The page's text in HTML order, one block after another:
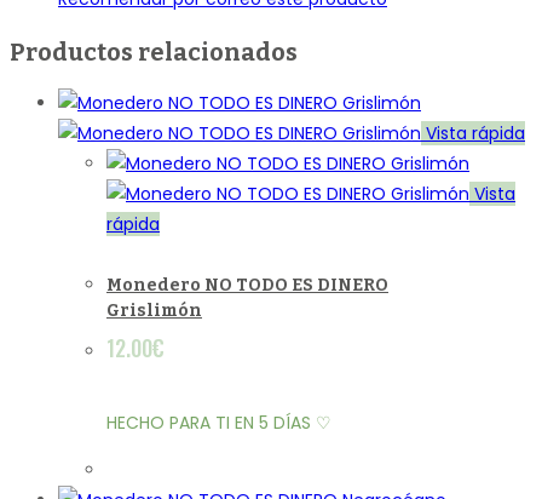
Productos relacionados
Vista rápida
Vista
rápida
Monedero NO TODO ES DINERO
Grislimón
12.00€
HECHO PARA TI EN 5 DÍAS ♡